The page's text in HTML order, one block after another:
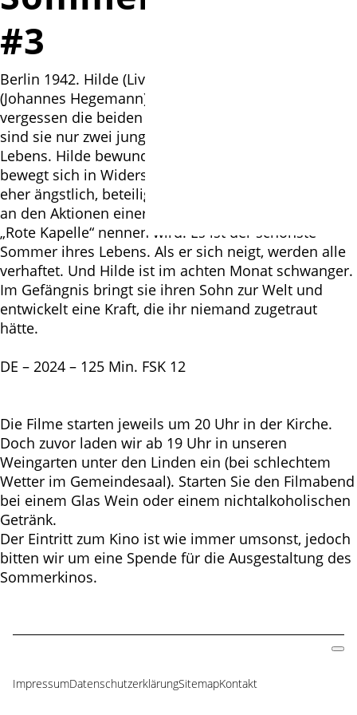
#3
Berlin 1942. Hilde (Liv Lisa Fries ) ist verliebt. In Hans
(Johannes Hegemann). In ihrer Leidenschaft
vergessen die beiden oft Krieg und Gefahr. Dann
sind sie nur zwei junge Menschen am Beginn ihres
Lebens. Hilde bewundert den Mut ihres Liebsten. Er
bewegt sich in Widerstandskreisen. Sie selbst ist
eher ängstlich, beteiligt sich aber immer beherzter
an den Aktionen einer Gruppe, die man später die
„Rote Kapelle“ nennen wird. Es ist der schönste
Sommer ihres Lebens. Als er sich neigt, werden alle
verhaftet. Und Hilde ist im achten Monat schwanger.
Im Gefängnis bringt sie ihren Sohn zur Welt und
entwickelt eine Kraft, die ihr niemand zugetraut
hätte.
DE – 2024 – 125 Min. FSK 12
Die Filme starten jeweils um 20 Uhr in der Kirche.
Doch zuvor laden wir ab 19 Uhr in unseren
Weingarten unter den Linden ein (bei schlechtem
Wetter im Gemeindesaal). Starten Sie den Filmabend
bei einem Glas Wein oder einem nichtalkoholischen
Getränk.
Der Eintritt zum Kino ist wie immer umsonst, jedoch
bitten wir um eine Spende für die Ausgestaltung des
Sommerkinos.
Navigation
ImpressumDatenschutzerklärungSitemapKontakt